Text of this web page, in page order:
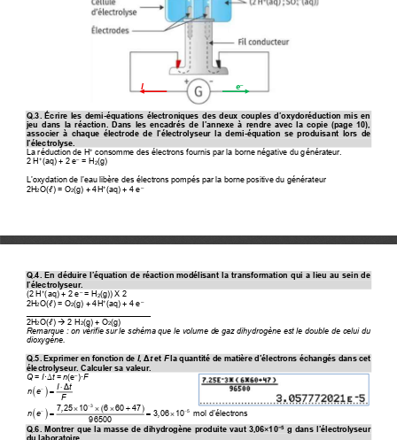
Q.3.  Écrire  les  demi-équations  électroniques  des  deux  couples  d’oxydoréduction  mis  en
jeu  dans  la  réaction.  Dans  les  encadrés  de  l’annexe  à  rendre  avec  la  copie  (page  10),
associer  à  chaque  électrode  de  l’électrolyseur  la  demi-équation  se  produisant  lors  de
l’électrolyse.
La réduction de H+ consomme des électrons fournis par la borne négative du générateur.
2 H+(aq) + 2 e– = H2(g)
L’oxydation de l’eau libère des électrons pompés par la borne positive du générateur
2H2O(ℓ) = O2(g) + 4H+(aq) + 4 e–
I e–
Q.4. En déduire l’équation de réaction modélisant la transformation qui a lieu au sein de
l’électrolyseur.
(2 H+(aq) + 2 e– = H2(g)) X 2
2H2O(ℓ) = O2(g) + 4H+(aq) + 4 e
2H2O(ℓ) → 2 H2(g) + O2(g)
Remarque : on vérifie sur le schéma que le volume de gaz dihydrogène est le double de celui du
dioxygène.
Q.5. Exprimer en fonction de I, Δt et Fla quantité de matière d’électrons échangés dans cet
électrolyseur. Calculer sa valeur.
Q = I· Δt = n(e–)·F
( ) Δ
It
ne
F

=
( ) ( )
3
5
7 25   10 6   60   47
3 06   10    mol
96500
,
n  e ,
−
−−
         +
= =  d’électrons
Q.6. Montrer que la masse de dihydrogène produite vaut 3,06×10−5 g dans l’électrolyseur
du laboratoire.